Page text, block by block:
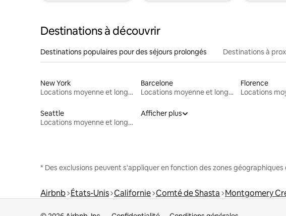
Destinations à découvrir
Destinations populaires pour des séjours prolongés Destinations à
New York
Locations moyenne et longue durée
Barcelone
Locations moyenne et longue durée
Florence
Seattle
Locations moyenne et longue durée
Afficher plus
* Des exclusions peuvent s'appliquer en fonction des zones
Airbnb États-Unis Californie Comté de Shasta Montgomery